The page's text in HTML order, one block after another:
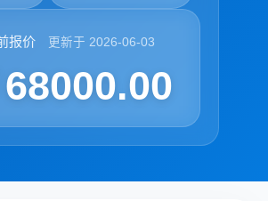
报价 更新于 2026-06-03
68000.00